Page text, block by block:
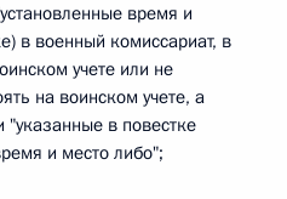
время и
в военный комиссариат, в
учете или не
на воинском учете, а
в повестке
и место либо";